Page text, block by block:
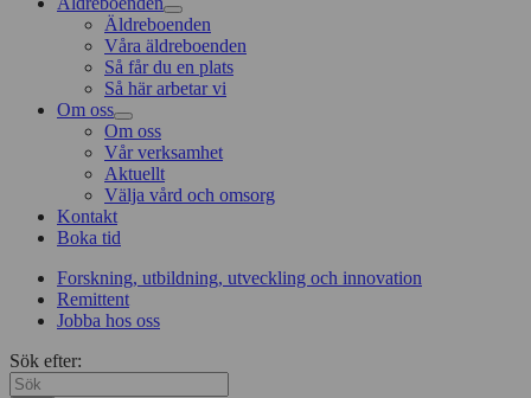
Äldreboenden
Våra äldreboenden
Så får du en plats
Så här arbetar vi
Om oss
Om oss
Vår verksamhet
Aktuellt
Välja vård och omsorg
Kontakt
Boka tid
Forskning, utbildning, utveckling och innovation
Remittent
Jobba hos oss
Sök efter: